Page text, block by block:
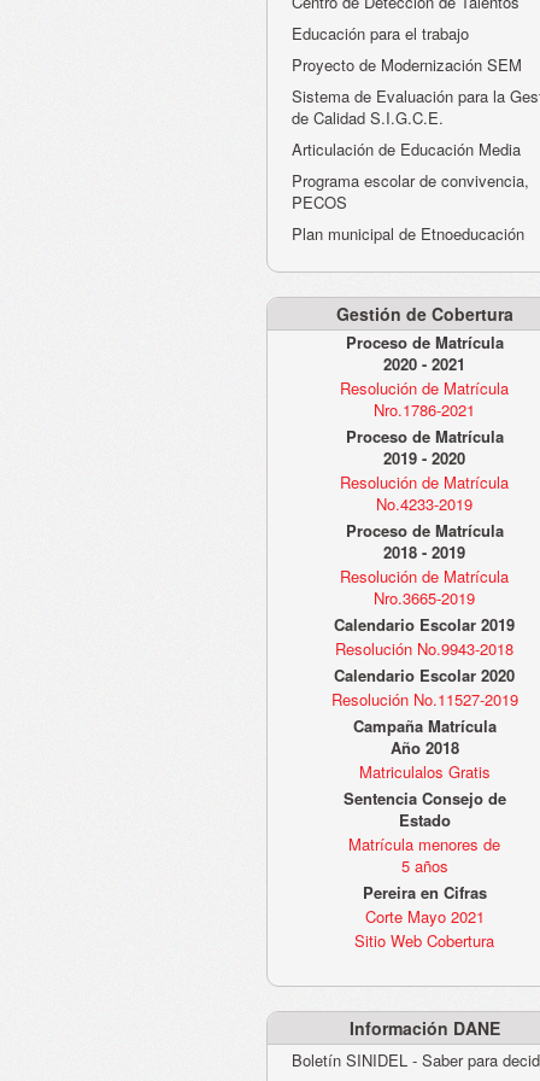
Educación para el trabajo
Proyecto de Modernización SEM
Sistema de Evaluación para la
de Calidad S.I.G.C.E.
Articulación de Educación Media
Programa escolar de convivencia,
PECOS
Plan municipal de Etnoeducación
Gestión de Cobertura
Proceso de Matrícula
2020 - 2021
Resolución de Matrícula
Nro.1786-2021
Proceso de Matrícula
2019 - 2020
Resolución de Matrícula
No.4233-2019
Proceso de Matrícula
2018 - 2019
Resolución de Matrícula
Nro.3665-2019
Calendario Escolar 2019
Resolución No.9943-2018
Calendario Escolar 2020
Resolución No.11527-2019
Campaña Matrícula
Año 2018
Matriculalos Gratis
Sentencia Consejo de
Estado
Matrícula menores de
5 años
Pereira en Cifras
Corte Mayo 2021
Sitio Web Cobertura
Información DANE
Boletín SINIDEL - Saber para